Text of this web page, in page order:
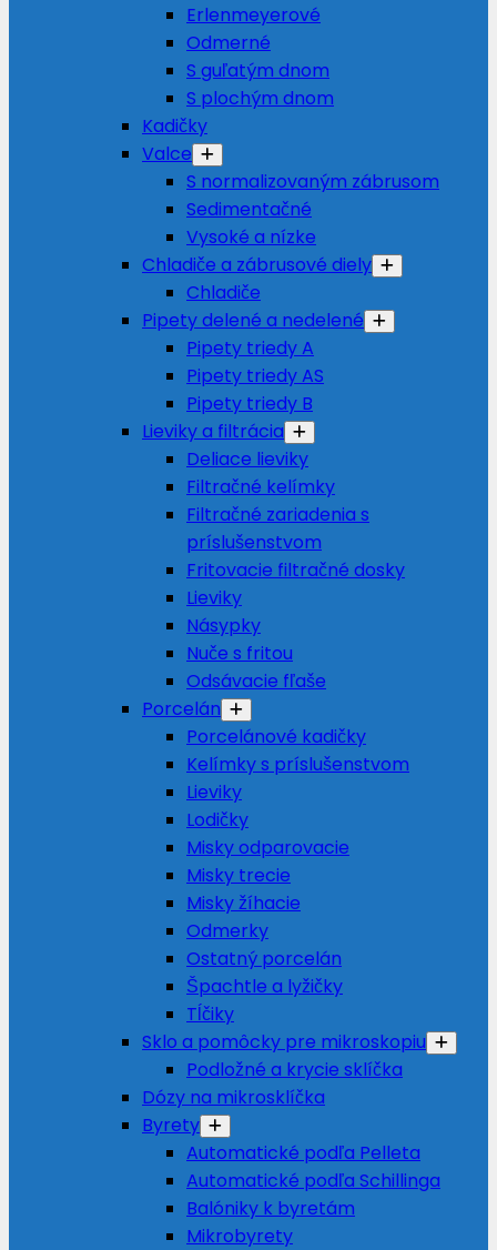
Erlenmeyerové
Odmerné
S guľatým dnom
S plochým dnom
Kadičky
Valce
S normalizovaným zábrusom
Sedimentačné
Vysoké a nízke
Chladiče a zábrusové diely
Chladiče
Pipety delené a nedelené
Pipety triedy A
Pipety triedy AS
Pipety triedy B
Lieviky a filtrácia
Deliace lieviky
Filtračné kelímky
Filtračné zariadenia s
príslušenstvom
Fritovacie filtračné dosky
Lieviky
Násypky
Nuče s fritou
Odsávacie fľaše
Porcelán
Porcelánové kadičky
Kelímky s príslušenstvom
Lieviky
Lodičky
Misky odparovacie
Misky trecie
Misky žíhacie
Odmerky
Ostatný porcelán
Špachtle a lyžičky
Tĺčiky
Sklo a pomôcky pre mikroskopiu
Podložné a krycie sklíčka
Dózy na mikrosklíčka
Byrety
Automatické podľa Pelleta
Automatické podľa Schillinga
Balóniky k byretám
Mikrobyrety